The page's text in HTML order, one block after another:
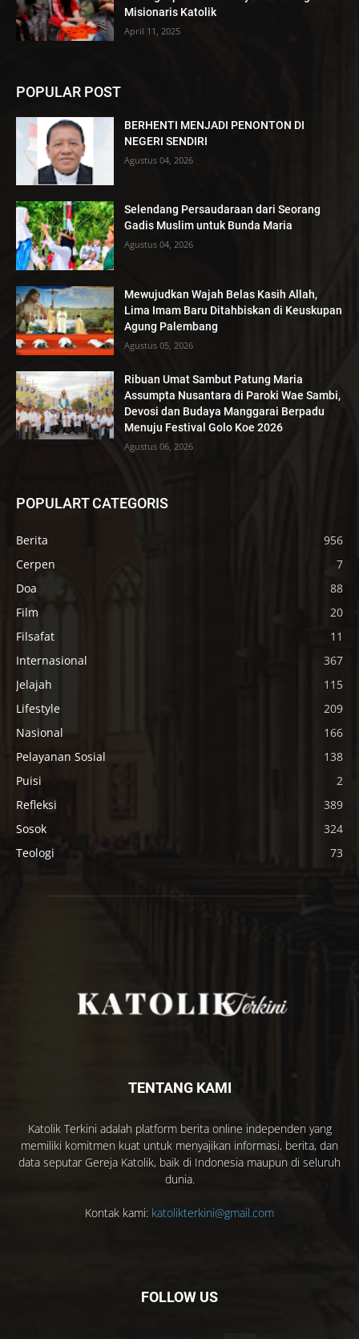
Misionaris Katolik
April 11, 2025
POPULAR POST
BERHENTI MENJADI PENONTON DI
NEGERI SENDIRI
Agustus 04, 2026
Selendang Persaudaraan dari Seorang
Gadis Muslim untuk Bunda Maria
Agustus 04, 2026
Mewujudkan Wajah Belas Kasih Allah,
Lima Imam Baru Ditahbiskan di Keuskupan
Agung Palembang
Agustus 05, 2026
Ribuan Umat Sambut Patung Maria
Assumpta Nusantara di Paroki Wae Sambi,
Devosi dan Budaya Manggarai Berpadu
Menuju Festival Golo Koe 2026
Agustus 06, 2026
POPULART CATEGORIS
Berita
956
Cerpen
7
Doa
88
Film
20
Filsafat
11
Internasional
367
Jelajah
115
Lifestyle
209
Nasional
166
Pelayanan Sosial
138
Puisi
2
Refleksi
389
Sosok
324
Teologi
73
TENTANG KAMI
Katolik Terkini adalah platform berita online independen yang
memiliki komitmen kuat untuk menyajikan informasi, berita, dan
data seputar Gereja Katolik, baik di Indonesia maupun di seluruh
dunia.
Kontak kami: katolikterkini@gmail.com
FOLLOW US